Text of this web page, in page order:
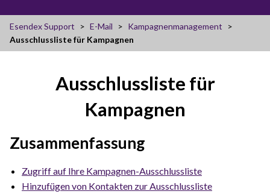
Esendex Support E-Mail
Kampagnenmanagement
Ausschlussliste für Kampagnen
Ausschlussliste für
Kampagnen
Zusammenfassung
Zugriff auf Ihre Kampagnen-Ausschlussliste
Hinzufügen von Kontakten zur Ausschlussliste